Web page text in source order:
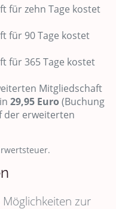
für zehn Tage kostet
für 90 Tage kostet
für 365 Tage kostet
Mitgliedschaft
29,95 Euro(Buchung
der erweiterten
zur